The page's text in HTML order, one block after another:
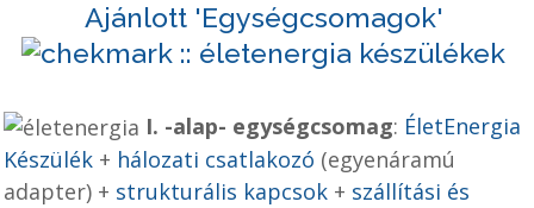
Ajánlott 'Egységcsomagok'
I. -alap- egységcsomag: ÉletEnergia
Készülék + hálozati csatlakozó (egyenáramú
adapter) + strukturális kapcsok + szállítási és